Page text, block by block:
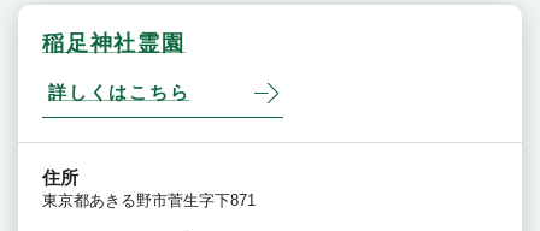
稲足神社霊園
詳しくはこちら
住所
東京都あきる野市菅生字下871